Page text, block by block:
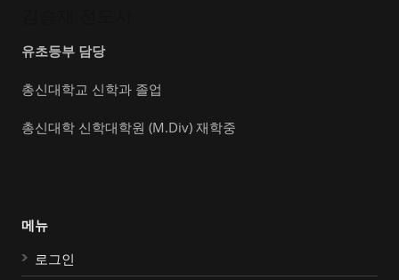
유초등부 담당
총신대학교 신학과 졸업
총신대학 신학대학원 (M.Div) 재학중
메뉴
로그인